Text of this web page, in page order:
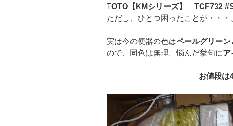
TOTO【KMシリーズ】 TCF732
ただし、ひとつ困ったことが・・・
実は今の便器の色はペールグリーン
ので、同色は無理。悩んだ挙句にア
お値段は